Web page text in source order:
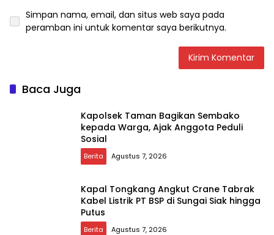
Simpan nama, email, dan situs web saya pada
peramban ini untuk komentar saya berikutnya.
Baca Juga
Kapolsek Taman Bagikan Sembako
kepada Warga, Ajak Anggota Peduli
Sosial
Berita Agustus 7, 2026
Kapal Tongkang Angkut Crane Tabrak
Kabel Listrik PT BSP di Sungai Siak hingga
Putus
Berita Agustus 7, 2026